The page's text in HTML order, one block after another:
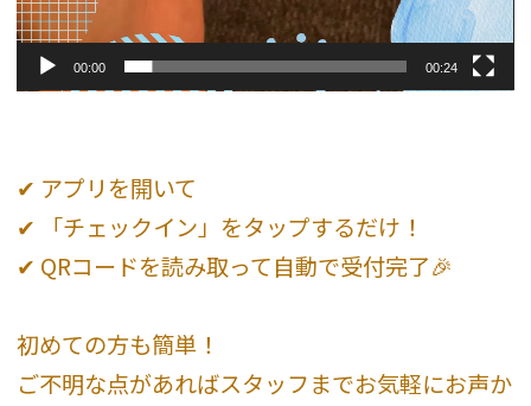
00:00 00:24
✔ アプリを開いて
✔ 「チェックイン」をタップするだけ！
✔ QRコードを読み取って自動で受付完了🎉
初めての方も簡単！
ご不明な点があればスタッフまでお気軽にお声か